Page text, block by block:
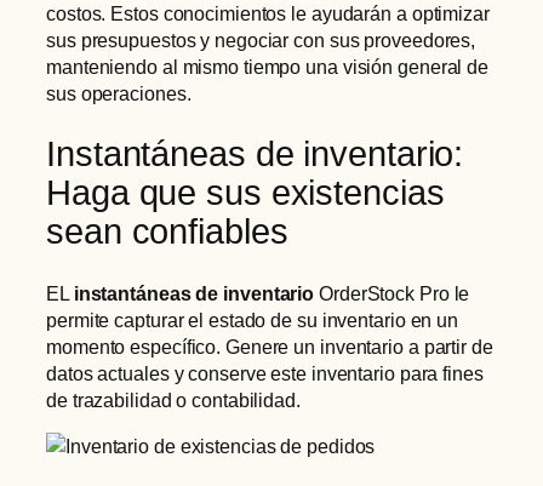
costos. Estos conocimientos le ayudarán a optimizar
sus presupuestos y negociar con sus proveedores,
manteniendo al mismo tiempo una visión general de
sus operaciones.
Instantáneas de inventario:
Haga que sus existencias
sean confiables
EL instantáneas de inventario OrderStock Pro le
permite capturar el estado de su inventario en un
momento específico. Genere un inventario a partir de
datos actuales y conserve este inventario para fines
de trazabilidad o contabilidad.